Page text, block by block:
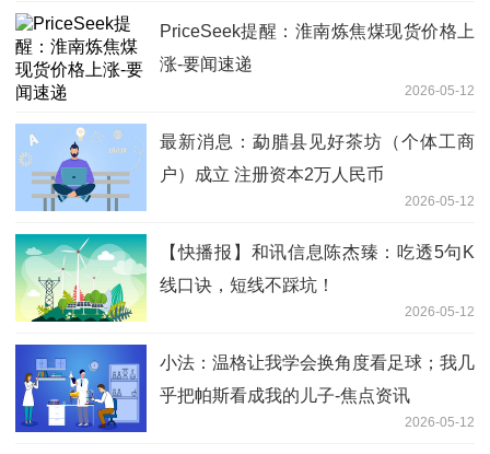
PriceSeek提醒：淮南炼焦煤现货价格上
涨-要闻速递
2026-05-12
最新消息：勐腊县见好茶坊（个体工商
户）成立 注册资本2万人民币
2026-05-12
【快播报】和讯信息陈杰臻：吃透5句K
线口诀，短线不踩坑！
2026-05-12
小法：温格让我学会换角度看足球；我几
乎把帕斯看成我的儿子-焦点资讯
2026-05-12